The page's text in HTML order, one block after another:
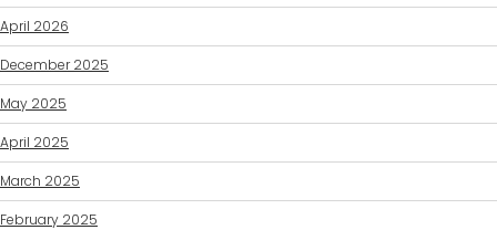
April 2026
December 2025
May 2025
April 2025
March 2025
February 2025